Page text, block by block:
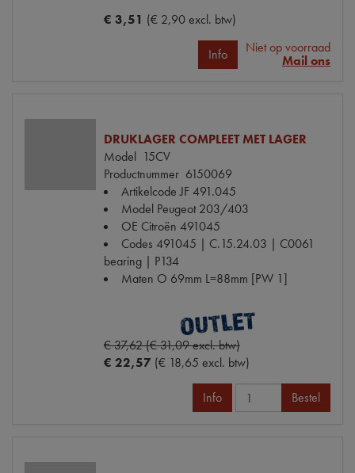
€ 3,51 (€ 2,90 excl. btw)
Info
Niet op voorraad
Mail ons
DRUKLAGER COMPLEET MET LAGER
Model 15CV
Productnummer 6150069
Artikelcode JF491.045
Model Peugeot 203/403
OE Citroën 491045
Codes 491045 | C.15.24.03 | C0061
bearing | P134
Maten O 69mm L=88mm [PW 1]
€ 37,62 (€ 31,09 excl. btw)
€ 22,57 (€ 18,65 excl. btw)
Info Bestel